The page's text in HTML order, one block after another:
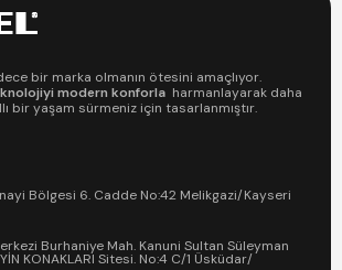
bir marka olmanın ötesini amaçlıyor.
modern konforla harmanlayarak daha
bir yaşam sürmeniz için tasarlanmıştır.
Bölgesi 6. Cadde No:42 Melikgazi/Kayseri
Burhaniye Mah. Kanuni Sultan Süleyman
KONAKLARI Sitesi. No:4 C/1 Üsküdar/